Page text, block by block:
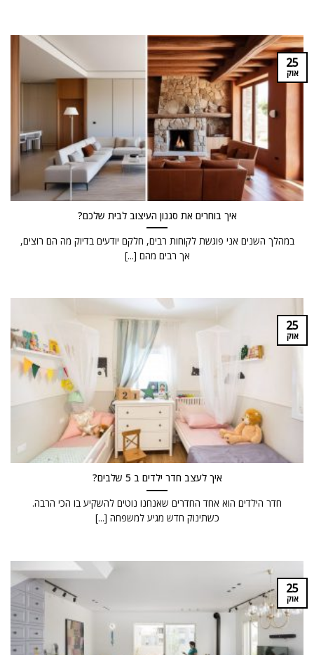
איך בוחרים את סגנון העיצוב לבית שלכם?
במהלך השנים אני פוגשת לקוחות רבים, חלקם יודעים בדיוק מה הם רוצים,
אך רבים מהם [...]
25
אוק
איך לעצב חדר ילדים ב 5 שלבים?
חדר הילדים הוא אחד החדרים שאנחנו נוטים להשקיע בו הכי הרבה.
כשתינוק חדש מגיע למשפחה [...]
25
אוק
25
אוק